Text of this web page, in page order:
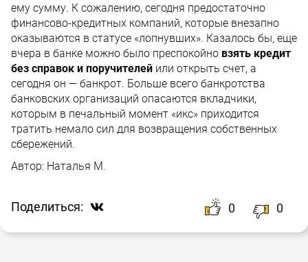
ему сумму. К сожалению, сегодня предостаточно
финансово-кредитных компаний, которые внезапно
оказываются в статусе «лопнувших». Казалось бы, еще
вчера в банке можно было преспокойно взять кредит
без справок и поручителей или открыть счет, а
сегодня он — банкрот. Больше всего банкротства
банковских организаций опасаются вкладчики,
которым в печальный момент «икс» приходится
тратить немало сил для возвращения собственных
сбережений.
Автор: Наталья М.
Поделиться: 0 0